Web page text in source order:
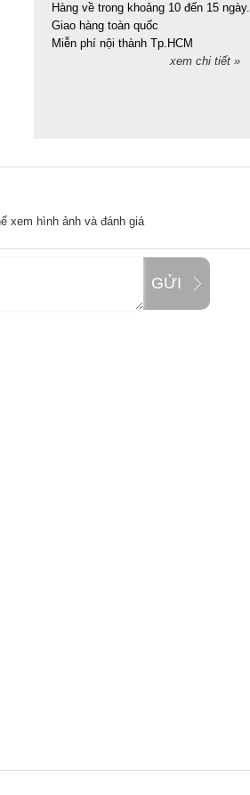
Hàng về trong khoảng 10 đến 15 ngày.
Giao hàng toàn quốc
Miễn phí nội thành Tp.HCM
xem chi tiết »
xem hình ảnh và đánh giá
GỬI